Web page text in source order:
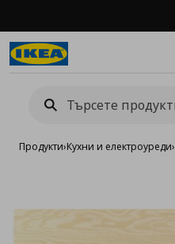
Продукти›Кухни и електроуреди›